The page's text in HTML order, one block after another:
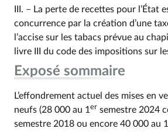
III. – La perte de recettes pour l’État
concurrence par la création d’une
l’accise sur les tabacs prévue au
livre III du code des impositions sur
Exposé sommaire
L’effondrement actuel des mises en
neufs (28 000 au 1 er semestre 2024
semestre 2018 ou encore 40 000 au 1